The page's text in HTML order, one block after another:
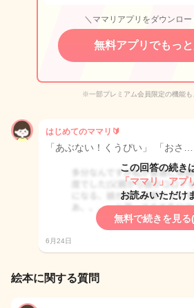
＼ママリアプリをダウンロー
無料アプリでもっ
※一部プレミアム会員限定の機能も
はじめてのママリ🔰
「あぶない！くうぴい」 「おさ…
この回答の続き
「ママリ」アプ
お読みいただけ
無料で続きを見る
6月24日
絵本に関する質問